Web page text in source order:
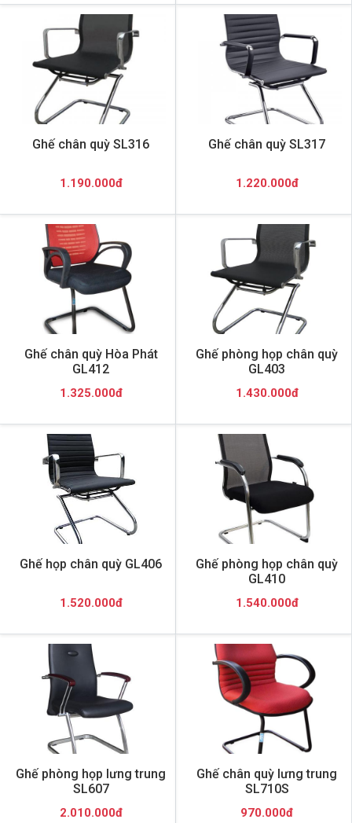
Ghế chân quỳ SL316
1.190.000đ
Ghế chân quỳ SL317
1.220.000đ
Ghế chân quỳ Hòa Phát
GL412
1.325.000đ
Ghế phòng họp chân quỳ
GL403
1.430.000đ
Ghế họp chân quỳ GL406
1.520.000đ
Ghế phòng họp chân quỳ
GL410
1.540.000đ
Ghế phòng họp lưng trung
SL607
2.010.000đ
Ghế chân quỳ lưng trung
SL710S
970.000đ